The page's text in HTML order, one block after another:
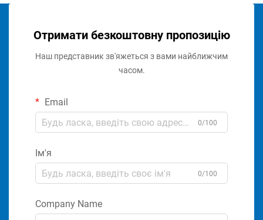
Отримати безкоштовну пропозицію
Наш представник зв'яжеться з вами найближчим
часом.
Email
0/100
Ім'я
0/100
Company Name